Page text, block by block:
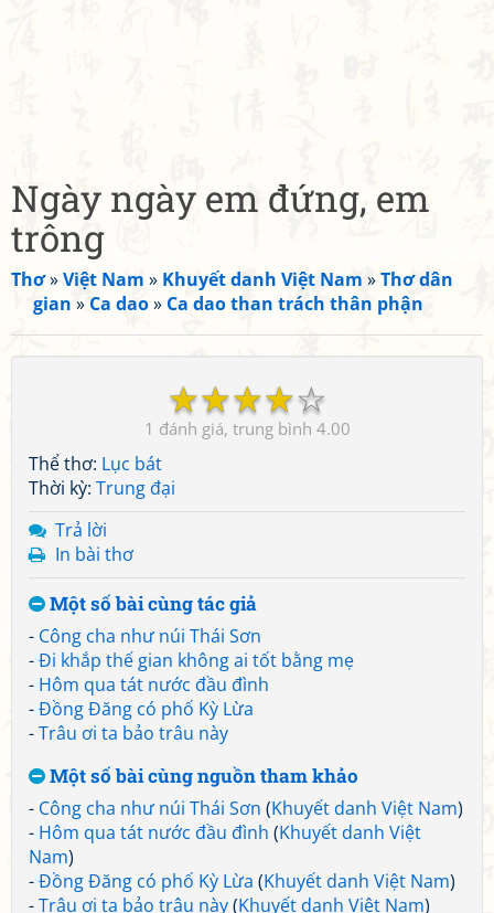
Ngày ngày em đứng, em
trông
Thơ»Việt Nam » Khuyết danh Việt Nam »Thơ dân
gian » Ca dao» Ca dao than trách thân phận
☆
☆
☆
☆
☆
1 4.00
Thể thơ: Lục bát
Thời kỳ: Trung đại
Trả lời
In bài thơ
Một số bài cùng tác giả
- Công cha như núi Thái Sơn
-Đi khắp thế gian không ai tốt bằng mẹ
- Hôm qua tát nước đầu đình
-Đồng Đăng có phố Kỳ Lừa
-Trâu ơi ta bảo trâu này
Một số bài cùng nguồn tham khảo
- Công cha như núi Thái Sơn (Khuyết danh Việt Nam)
- Hôm qua tát nước đầu đình (Khuyết danh Việt
Nam)
-Đồng Đăng có phố Kỳ Lừa (Khuyết danh Việt Nam)
-Trâu ơi ta bảo trâu này(Khuyết danh Việt Nam)